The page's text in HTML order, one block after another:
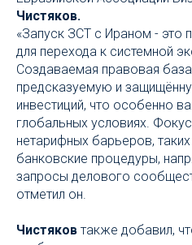
Чистяков.
«Запуск ЗСТ с Ираном - это
для перехода к системной
Создаваемая правовая
предсказуемую и
инвестиций, что особенно
глобальных условиях.
нетарифных барьеров,
банковские процедуры,
запросы делового
отметил он.
Чистяков также добавил,